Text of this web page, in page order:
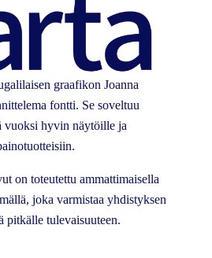
graafikon Joanna
fontti. Se soveltuu
vuoksi hyvin näytöille ja
on toteutettu ammattimaisella
joka varmistaa yhdistyksen
pitkälle tulevaisuuteen.